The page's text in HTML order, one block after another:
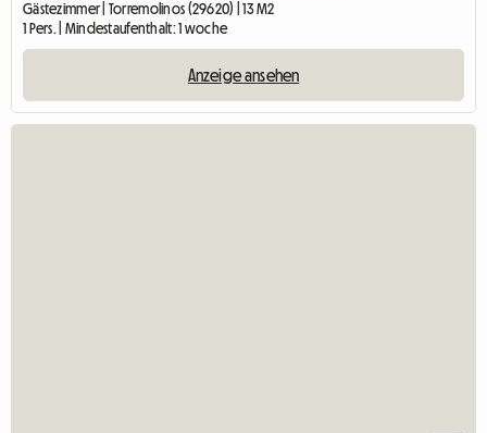
Gästezimmer | Torremolinos (29620) | 13 M2
1 Pers. | Mindestaufenthalt: 1 woche
Anzeige ansehen